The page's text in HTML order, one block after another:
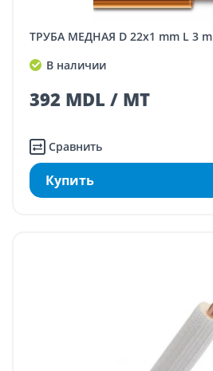
ТРУБА МЕДНАЯ D 22x1 mm L 3 m
В наличии
392 MDL / MT
Сравнить
Купить